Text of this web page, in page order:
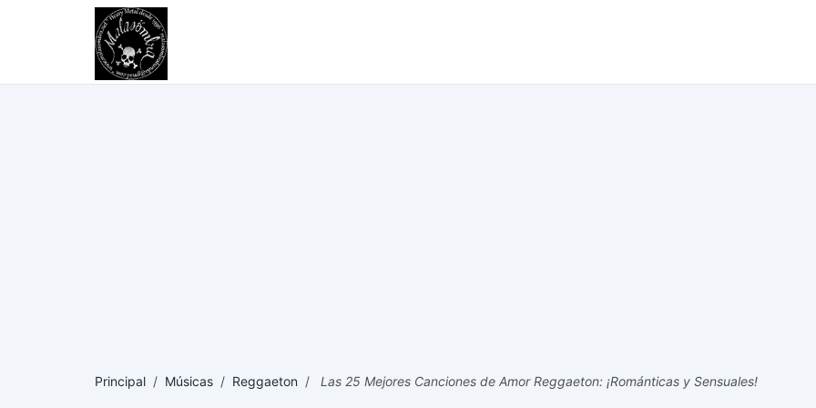
Principal / Músicas / Reggaeton / Las 25 Mejores Canciones de Amor Reggaeton: ¡Románticas y Sensuales!